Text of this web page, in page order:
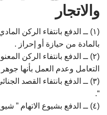
والاتجار
(۱) ــ الدفع بانتفاء الركن
بالمادة من حيازة أو إحراز .
(۲) ــ الدفع بانتفاء الركن
التعامل وعدم العمل بأنها
(۳) ــ الدفع بانتفاء القصد
“.
(٤) ــ الدفع بشيوع الاتهام ” شيوع الحيازة “.